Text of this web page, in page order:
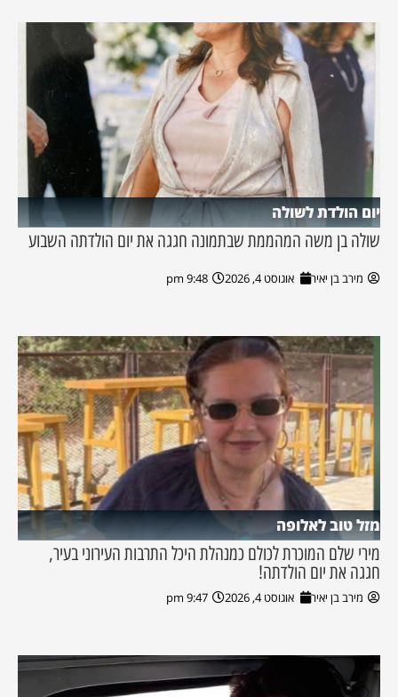
יום הולדת לשולה
שולה בן משה המהממת שבתמונה חגגה את יום הולדתה השבוע
מירב בן יאיר אוגוסט 4, 2026 9:48 pm
מזל טוב לאלופה
מירי שלם המוכרת לכולם כמנהלת היכל התרבות העירוני בעיר,
חגגה את יום הולדתה!
מירב בן יאיר אוגוסט 4, 2026 9:47 pm